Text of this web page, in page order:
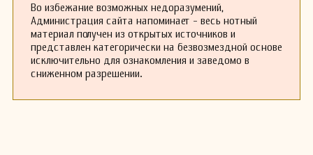
Во избежание возможных недоразумений,
Администрация сайта напоминает - весь нотный
материал получен из открытых источников и
представлен категорически на безвозмездной основе
исключительно для ознакомления и заведомо в
сниженном разрешении.